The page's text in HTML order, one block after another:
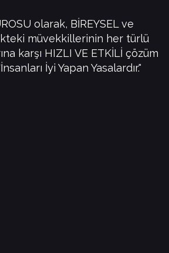
olarak, BİREYSEL ve
müvekkillerinin her türlü
karşı HIZLI VE ETKİLİ çözüm
İyi Yapan Yasalardır."